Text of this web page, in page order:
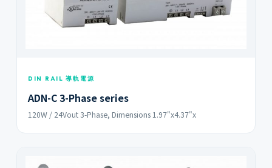
DIN RAIL 導軌電源
ADN-C 3-Phase series
120W / 24Vout 3-Phase, Dimensions 1.97"x4.37"x